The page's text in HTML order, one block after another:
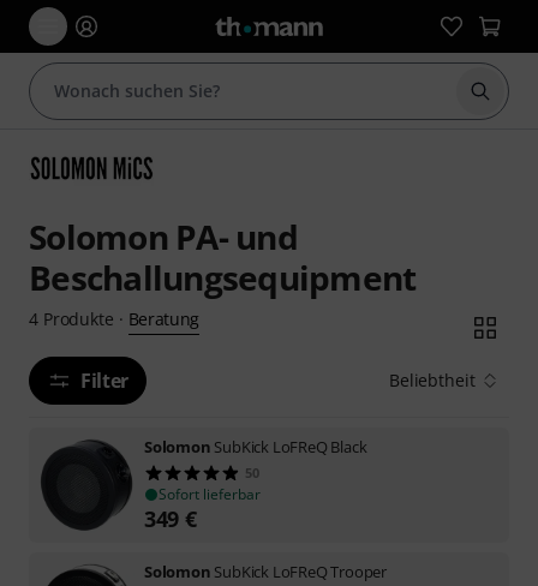
Suche
Solomon PA- und
Beschallungsequipment
4 Produkte · Beratung
Filter Beliebtheit
Solomon SubKick LoFReQ Black
50
Sofort lieferbar
349 €
Solomon SubKick LoFReQ Trooper